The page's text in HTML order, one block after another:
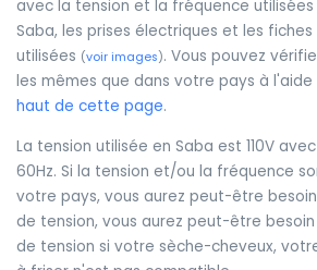
avec la tension et la fréquence utilisées
Saba, les prises électriques et les
utilisées (voir images). Vous pouvez
les mêmes que dans votre pays à
haut de cette page.
La tension utilisée en Saba est 110V
60Hz. Si la tension et/ou la fréquence
votre pays, vous aurez peut-être
de tension, vous aurez peut-être
de tension si votre sèche-cheveux,